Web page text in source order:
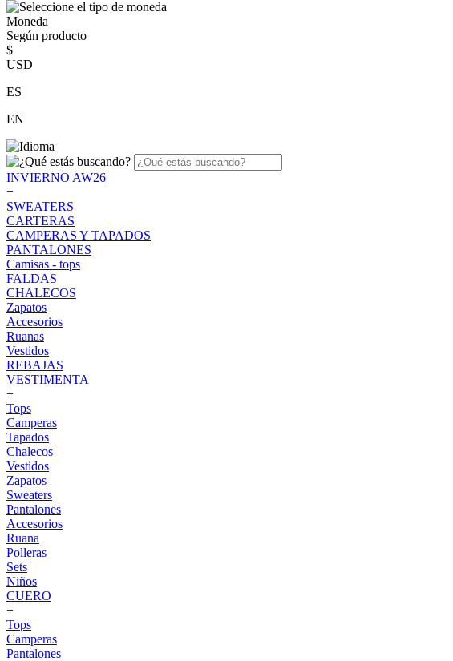
Moneda
Según producto
$
USD
ES
EN
INVIERNO AW26
+
SWEATERS
CARTERAS
CAMPERAS Y TAPADOS
PANTALONES
Camisas - tops
FALDAS
CHALECOS
Zapatos
Accesorios
Ruanas
Vestidos
REBAJAS
VESTIMENTA
+
Tops
Camperas
Tapados
Chalecos
Vestidos
Zapatos
Sweaters
Pantalones
Accesorios
Ruana
Polleras
Sets
Niños
CUERO
+
Tops
Camperas
Pantalones